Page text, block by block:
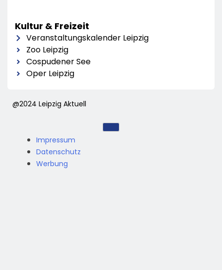
Kultur & Freizeit
Veranstaltungskalender Leipzig
Zoo Leipzig
Cospudener See
Oper Leipzig
@2024 Leipzig Aktuell
Impressum
Datenschutz
Werbung